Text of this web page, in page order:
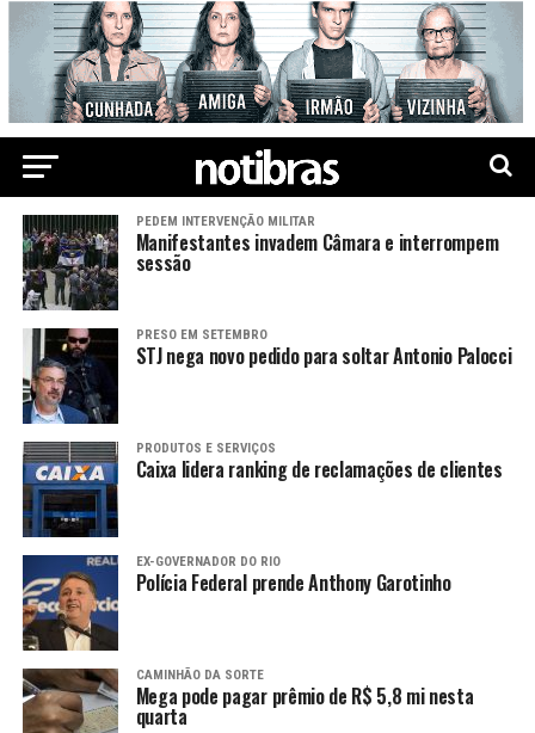
PEDEM INTERVENÇÃO MILITAR
Manifestantes invadem Câmara e interrompem
sessão
PRESO EM SETEMBRO
STJ nega novo pedido para soltar Antonio Palocci
PRODUTOS E SERVIÇOS
Caixa lidera ranking de reclamações de clientes
EX-GOVERNADOR DO RIO
Polícia Federal prende Anthony Garotinho
CAMINHÃO DA SORTE
Mega pode pagar prêmio de R$ 5,8 mi nesta
quarta